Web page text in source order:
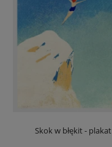
Skok w błękit - plakat